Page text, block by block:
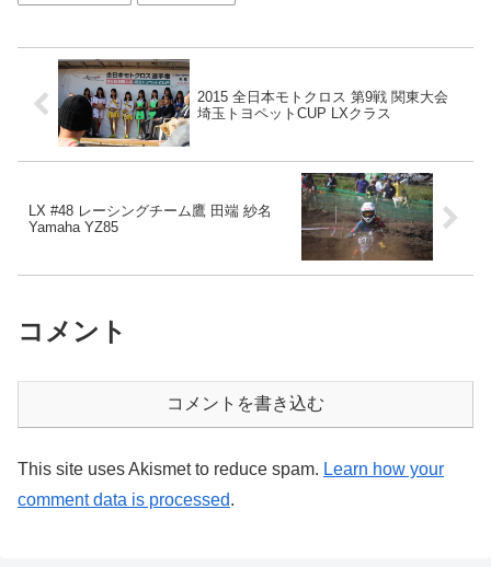
2015 全日本モトクロス 第9戦 関東大会
埼玉トヨペットCUP LXクラス
LX #48 レーシングチーム鷹 田端 紗名
Yamaha YZ85
コメント
コメントを書き込む
This site uses Akismet to reduce spam. Learn how your
comment data is processed.